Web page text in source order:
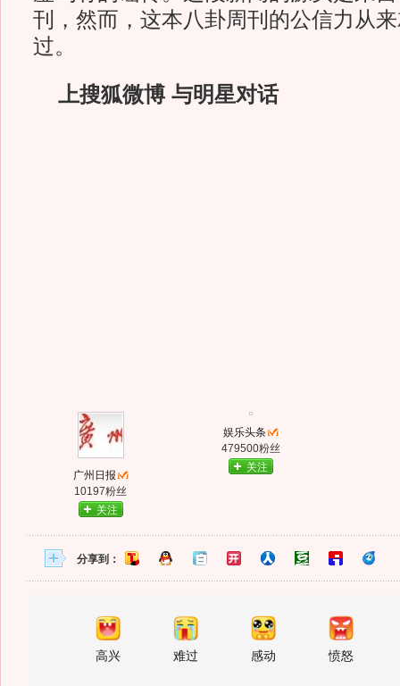
刊，然而，这本八卦周刊的公信力从
过。
上搜狐微博 与明星对话
广州日报
10197粉丝
关注
娱乐头条
479500粉丝
关注
分享到：
高兴 难过 感动 愤怒